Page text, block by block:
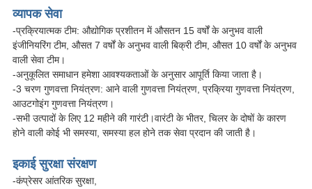
व्यापक सेवा
-प्रक्रियात्मक टीम: औद्योगिक प्रशीतन में औसतन 15 वर्षों के अनुभव वाली
इंजीनियरिंग टीम, औसत 7 वर्षों के अनुभव वाली बिक्री टीम, औसत 10 वर्षों के अनुभव
वाली सेवा टीम।
-अनुकूलित समाधान हमेशा आवश्यकताओं के अनुसार आपूर्ति किया जाता है।
-3 चरण गुणवत्ता नियंत्रण: आने वाली गुणवत्ता नियंत्रण, प्रक्रिया गुणवत्ता नियंत्रण,
आउटगोइंग गुणवत्ता नियंत्रण।
-सभी उत्पादों के लिए 12 महीने की गारंटी।वारंटी के भीतर, चिलर के दोषों के कारण
होने वाली कोई भी समस्या, समस्या हल होने तक सेवा प्रदान की जाती है।
इकाई सुरक्षा संरक्षण
-कंप्रेसर आंतरिक सुरक्षा,